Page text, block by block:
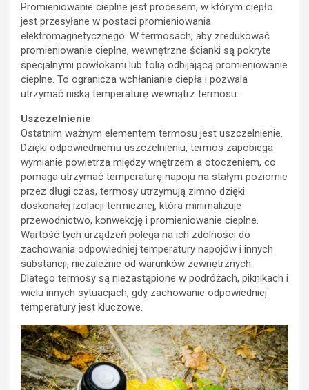
Promieniowanie cieplne jest procesem, w którym ciepło
jest przesyłane w postaci promieniowania
elektromagnetycznego. W termosach, aby zredukować
promieniowanie cieplne, wewnętrzne ścianki są pokryte
specjalnymi powłokami lub folią odbijającą promieniowanie
cieplne. To ogranicza wchłanianie ciepła i pozwala
utrzymać niską temperaturę wewnątrz termosu.
Uszczelnienie
Ostatnim ważnym elementem termosu jest uszczelnienie.
Dzięki odpowiedniemu uszczelnieniu, termos zapobiega
wymianie powietrza między wnętrzem a otoczeniem, co
pomaga utrzymać temperaturę napoju na stałym poziomie
przez długi czas, termosy utrzymują zimno dzięki
doskonałej izolacji termicznej, która minimalizuje
przewodnictwo, konwekcję i promieniowanie cieplne.
Wartość tych urządzeń polega na ich zdolności do
zachowania odpowiedniej temperatury napojów i innych
substancji, niezależnie od warunków zewnętrznych.
Dlatego termosy są niezastąpione w podróżach, piknikach i
wielu innych sytuacjach, gdy zachowanie odpowiedniej
temperatury jest kluczowe.